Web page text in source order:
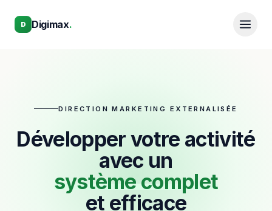
D Digimax.
DIRECTION MARKETING EXTERNALISÉE
Développer votre activité
avec un
système complet
et efficace